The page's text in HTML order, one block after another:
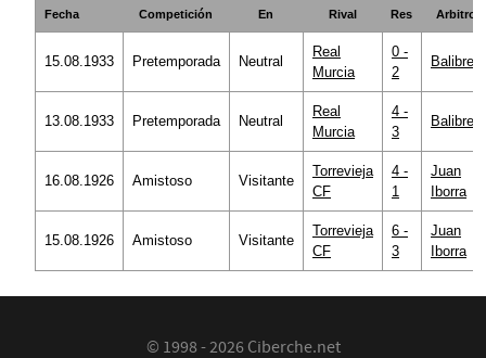
Fecha Competición En Rival Res Arbitro
15.08.1933 Pretemporada Neutral
Real
Murcia
0 -
2
Balibrea
13.08.1933 Pretemporada Neutral
Real
Murcia
4 -
3
Balibrea
16.08.1926 Amistoso Visitante
Torrevieja
CF
4 -
1
Juan
Iborra
15.08.1926 Amistoso Visitante
Torrevieja
CF
6 -
3
Juan
Iborra
© 1998 - 2026 Ciberche.net